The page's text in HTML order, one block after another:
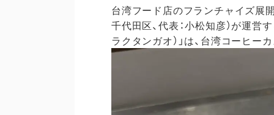
台湾フード店のフランチャイズ展
千代田区、代表：小松知彦）が運営
ラクタンガオ）」は、台湾コーヒー